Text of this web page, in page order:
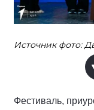
Источник фото:
Фестиваль,